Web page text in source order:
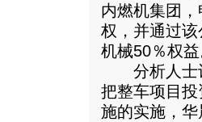
内燃机集团
权，并通过
机械50％权益
分析人士认
把整车项目
施的实施，